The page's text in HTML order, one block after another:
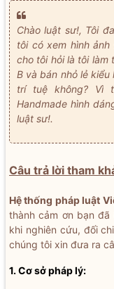
Chào luật sư!, Tôi
tôi có xem hình
cho tôi hỏi là tôi làm
B và bán nhỏ lẻ
trí tuệ không? Vì
Handmade hình
luật sư!.
Câu trả lời tham
Hệ thống pháp luật
thành cảm ơn bạn
khi nghiên cứu, đối
chúng tôi xin đưa ra
1. Cơ sở pháp lý: